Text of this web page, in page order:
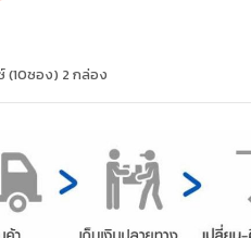
(10ซอง) 2 กล่อง